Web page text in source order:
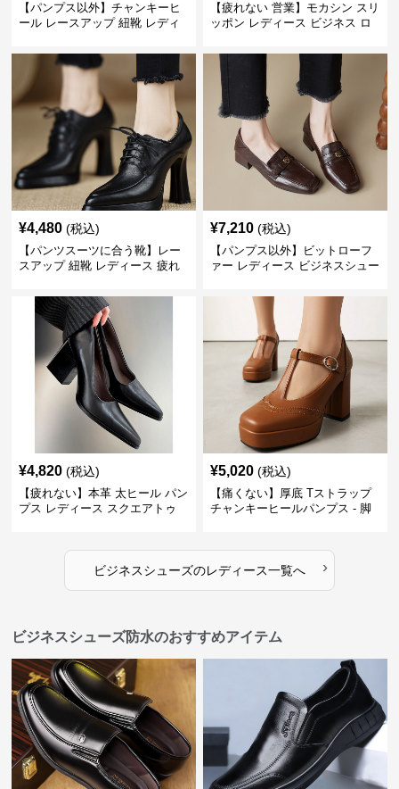
【パンプス以外】チャンキーヒ
ール レースアップ 紐靴 レディ
ーツ スクエアトゥ 歩きやすい
【疲れない 営業】モカシン スリ
ッポン レディース ビジネス ロ
ジュアル パンプス以外
¥4,480 (税込)
【パンツスーツに合う靴】レー
スアップ 紐靴 レディース 疲れ
ビジネスシューズ
¥7,210 (税込)
【パンプス以外】ビットローフ
ァー レディース ビジネスシュー
トゥ 疲れない スーツ
¥4,820 (税込)
【疲れない】本革 太ヒール パン
プス レディース スクエアトゥ
¥5,020 (税込)
【痛くない】厚底 Tストラップ
チャンキーヒールパンプス - 脚
ビジネスシューズのレディース一覧へ ›
ビジネスシューズ防水のおすすめアイテム